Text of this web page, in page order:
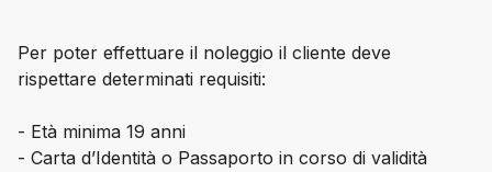
Per poter effettuare il noleggio il cliente deve
rispettare determinati requisiti:
- Età minima 19 anni
- Carta d’Identità o Passaporto in corso di validità